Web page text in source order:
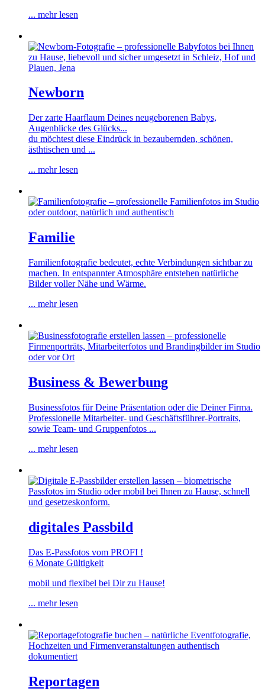
... mehr lesen
Newborn
Der zarte Haarflaum Deines neugeborenen Babys,
Augenblicke des Glücks...
du möchtest diese Eindrück in bezaubernden, schönen,
ästhtischen und ...
... mehr lesen
Familie
Familienfotografie bedeutet, echte Verbindungen sichtbar zu
machen. In entspannter Atmosphäre entstehen natürliche
Bilder voller Nähe und Wärme.
... mehr lesen
Business & Bewerbung
Businessfotos für Deine Präsentation oder die Deiner Firma.
Professionelle Mitarbeiter- und Geschäftsführer-Portraits,
sowie Team- und Gruppenfotos ...
... mehr lesen
digitales Passbild
Das E-Passfotos vom PROFI !
6 Monate Gültigkeit
mobil und flexibel bei Dir zu Hause!
... mehr lesen
Reportagen